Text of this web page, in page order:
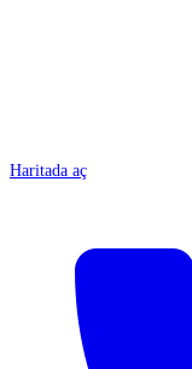
Haritada aç